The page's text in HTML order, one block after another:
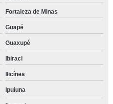
Fortaleza de Minas
Guapé
Guaxupé
Ibiraci
Ilicínea
Ipuiuna